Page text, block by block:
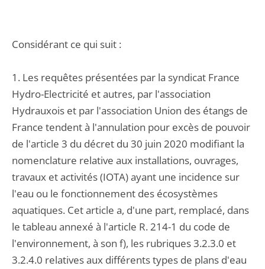
Considérant ce qui suit :
1. Les requêtes présentées par la syndicat France
Hydro-Electricité et autres, par l'association
Hydrauxois et par l'association Union des étangs de
France tendent à l'annulation pour excès de pouvoir
de l'article 3 du décret du 30 juin 2020 modifiant la
nomenclature relative aux installations, ouvrages,
travaux et activités (IOTA) ayant une incidence sur
l'eau ou le fonctionnement des écosystèmes
aquatiques. Cet article a, d'une part, remplacé, dans
le tableau annexé à l'article R. 214-1 du code de
l'environnement, à son f), les rubriques 3.2.3.0 et
3.2.4.0 relatives aux différents types de plans d'eau